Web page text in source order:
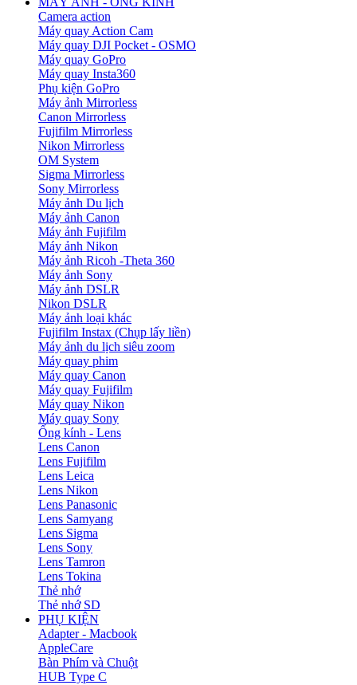
Camera action
Máy quay Action Cam
Máy quay DJI Pocket - OSMO
Máy quay GoPro
Máy quay Insta360
Phụ kiện GoPro
Máy ảnh Mirrorless
Canon Mirrorless
Fujifilm Mirrorless
Nikon Mirrorless
OM System
Sigma Mirrorless
Sony Mirrorless
Máy ảnh Du lịch
Máy ảnh Canon
Máy ảnh Fujifilm
Máy ảnh Nikon
Máy ảnh Ricoh -Theta 360
Máy ảnh Sony
Máy ảnh DSLR
Nikon DSLR
Máy ảnh loại khác
Fujifilm Instax (Chụp lấy liền)
Máy ảnh du lịch siêu zoom
Máy quay phim
Máy quay Canon
Máy quay Fujifilm
Máy quay Nikon
Máy quay Sony
Ống kính - Lens
Lens Canon
Lens Fujifilm
Lens Leica
Lens Nikon
Lens Panasonic
Lens Samyang
Lens Sigma
Lens Sony
Lens Tamron
Lens Tokina
Thẻ nhớ
Thẻ nhớ SD
PHỤ KIỆN
Adapter - Macbook
AppleCare
Bàn Phím và Chuột
HUB Type C